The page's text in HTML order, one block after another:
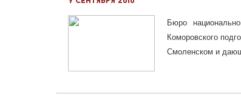
Бюро
Коморовского
Смоленском и